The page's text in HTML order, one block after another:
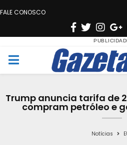
FALE CONOSCO
F
c
e
o
T
w
i
t
e
n
s
t
g
r
a
M
Trump anuncia tarifa de
compram petróleo e
Notícias